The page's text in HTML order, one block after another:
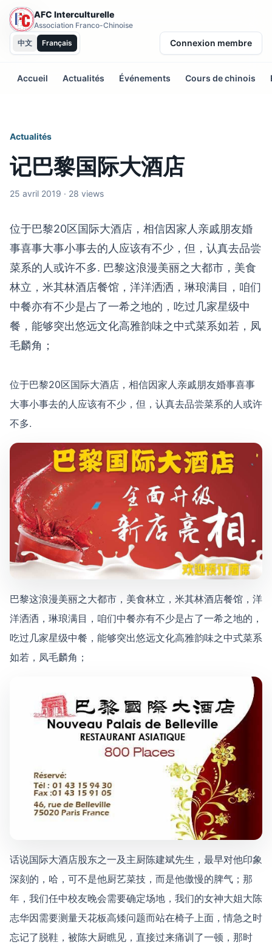
AFC Interculturelle
Association Franco-Chinoise
中文
Français Connexion membre
Accueil Actualités Événements Cours de chinois
Actualités
记巴黎国际大酒店
25 avril 2019 · 28 views
位于巴黎20区国际大酒店，相信因家人亲戚朋友婚
事喜事大事小事去的人应该有不少，但，认真去品尝
菜系的人或许不多. 巴黎这浪漫美丽之大都市，美食
林立，米其林酒店餐馆，洋洋洒洒，琳琅满目，咱们
中餐亦有不少是占了一希之地的，吃过几家星级中
餐，能够突出悠远文化高雅韵味之中式菜系如若，凤
毛麟角；
位于巴黎20区国际大酒店，相信因家人亲戚朋友婚事喜事
大事小事去的人应该有不少，但，认真去品尝菜系的人或许
不多.
巴黎这浪漫美丽之大都市，美食林立，米其林酒店餐馆，洋
洋洒洒，琳琅满目，咱们中餐亦有不少是占了一希之地的，
吃过几家星级中餐，能够突出悠远文化高雅韵味之中式菜系
如若，凤毛麟角；
话说国际大酒店股东之一及主厨陈建斌先生，最早对他印象
深刻的，哈，可不是他厨艺菜技，而是他傲慢的脾气；那
年，我们任中校友晚会需要确定场地，我们的女神大姐大陈
志华因需要测量天花板高矮问题而站在椅子上面，情急之时
忘记了脱鞋，被陈大厨瞧见，直接过来痛训了一顿，那时